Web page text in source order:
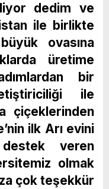
dedim ve
ile birlikte
ovasına
üretime
bir
ile
çiçeklerinden
ilk Arı evini
destek veren
olmak
çok teşekkür